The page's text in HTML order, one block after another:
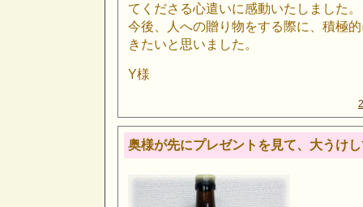
てくださる心遣いに感動いたしました。
今後、人への贈り物をする際に、積極
きたいと思いました。
Y様
奥様が先にプレゼントを見て、大うけ